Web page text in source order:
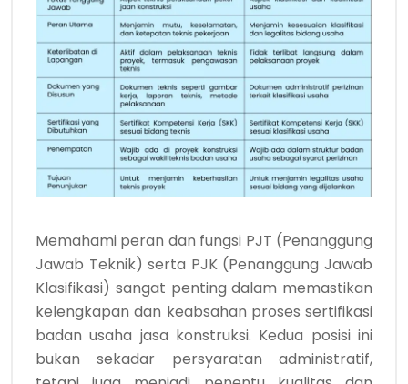
Memahami peran dan fungsi PJT (Penanggung
Jawab Teknik) serta PJK (Penanggung Jawab
Klasifikasi) sangat penting dalam memastikan
kelengkapan dan keabsahan proses sertifikasi
badan usaha jasa konstruksi. Kedua posisi ini
bukan sekadar persyaratan administratif,